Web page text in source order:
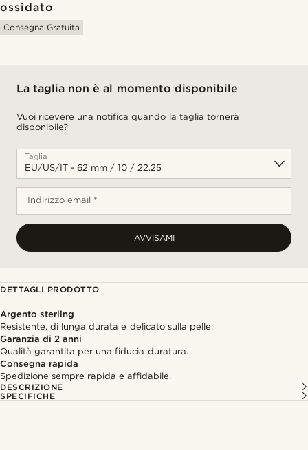
ossidato
Consegna Gratuita
La taglia non è al momento disponibile
Vuoi ricevere una notifica quando la taglia tornerà
disponibile?
Taglia
Indirizzo email *
AVVISAMI
DETTAGLI PRODOTTO
Argento sterling
Resistente, di lunga durata e delicato sulla pelle.
Garanzia di 2 anni
Qualità garantita per una fiducia duratura.
Consegna rapida
Spedizione sempre rapida e affidabile.
DESCRIZIONE
SPECIFICHE